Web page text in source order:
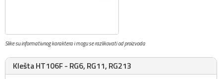
Slike su informativnog karaktera i mogu se razlikovati od proizvoda
Klešta HT106F - RG6, RG11, RG213